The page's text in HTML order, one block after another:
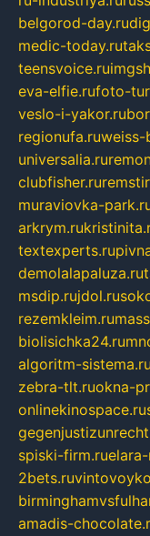
belgorod-day.ru
medic-today.ru
teensvoice.ru
eva-elfie.rufoto-
veslo-i-yakor.ru
regionufa.ruweiss-
universalia.ru
clubfisher.ru
muraviovka-
arkrym.ru
textexperts.ru
demolalapaluza.ru
msdip.rujdol.ru
rezemkleim.ru
biolisichka24.ru
algoritm-sistema.ru
zebra-tlt.ruokna-
onlinekinospace.ru
spiski-firm.ru
2bets.ru
amadis-